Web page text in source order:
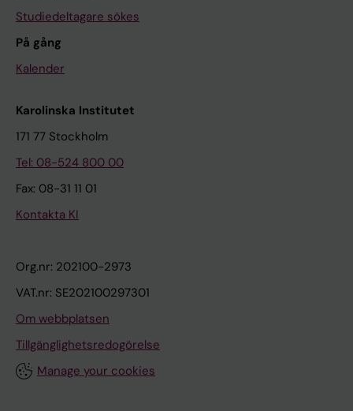
Studiedeltagare sökes
På gång
Kalender
Karolinska Institutet
171 77 Stockholm
Tel: 08-524 800 00
Fax: 08-31 11 01
Kontakta KI
Org.nr: 202100-2973
VAT.nr: SE202100297301
Om webbplatsen
Tillgänglighetsredogörelse
Manage your cookies